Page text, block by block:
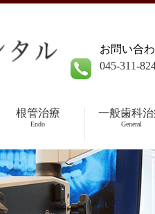
根管治療
Endo
一般歯科治
General
お問い合
045-311-